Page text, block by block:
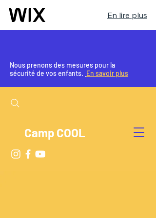
En lire plus